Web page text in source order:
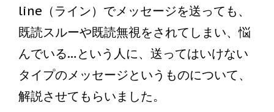
line（ライン）でメッセージを送っても、
既読スルーや既読無視をされてしまい、悩
んでいる…という人に、送ってはいけない
タイプのメッセージというものについて、
解説させてもらいました。